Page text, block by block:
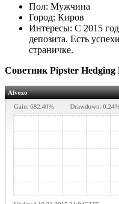
Пол: Мужчина
Город: Киров
Интересы: С 2015
депозита. Есть
страничке.
Советник Pipster Hedging